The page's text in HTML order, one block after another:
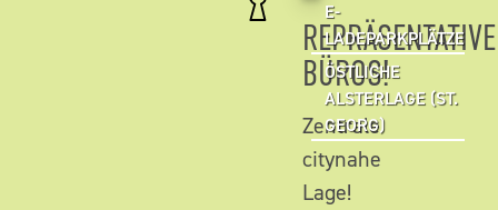
E-
LADEPARKPLÄTZE
ÖSTLICHE
ALSTERLAGE (ST.
GEORG)
REPRÄSENTATIVE
BÜROS!
Zentrale
citynahe
Lage!